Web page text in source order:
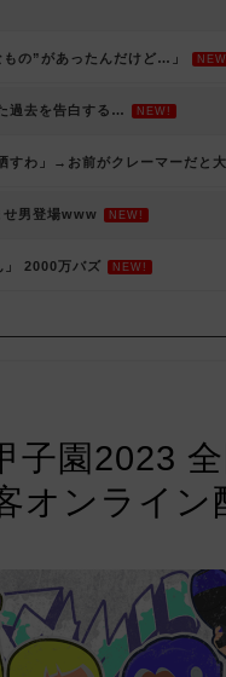
の”があったんだけど…」
過去を告白する… NEW!
すわ」→お前がクレーマーだと
せ男登場www NEW!
」 2000万バズ NEW!
子園2023
オンライン